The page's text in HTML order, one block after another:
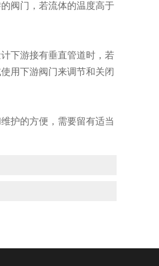
阀门，若流体的温度高于
下游接有垂直管道时，若
用下游阀门来调节和关闭
护的方便，需要留有适当